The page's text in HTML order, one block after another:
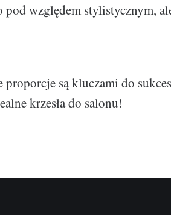
pod względem stylistycznym,
są kluczami do
krzesła do salonu!